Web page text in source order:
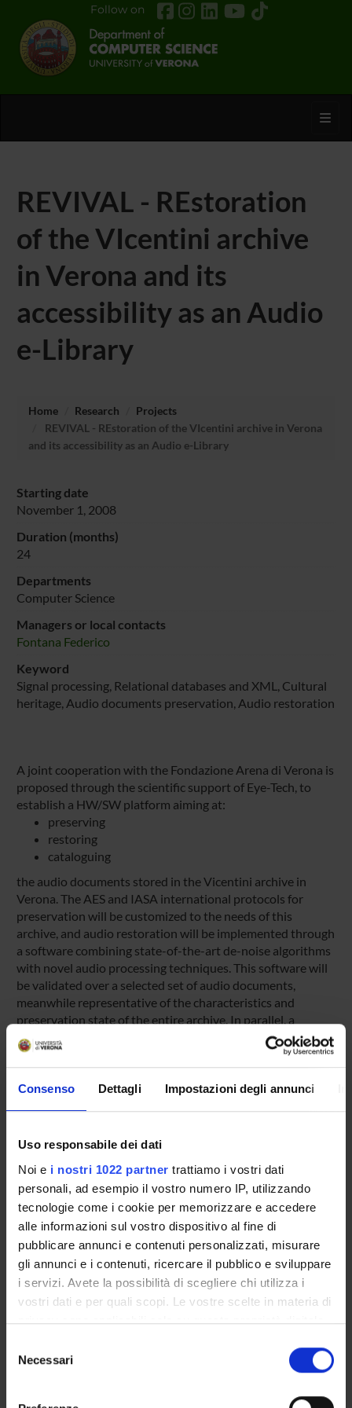
Consenso Dettagli Impostazioni degli annunci
Uso responsabile dei dati
Noi e i nostri 1022 partner trattiamo i vostri dati
personali, ad esempio il vostro numero IP, utilizzando
tecnologie come i cookie per memorizzare e accedere
alle informazioni sul vostro dispositivo al fine di
pubblicare annunci e contenuti personalizzati, misurare
gli annunci e i contenuti, ricercare il pubblico e sviluppare
i servizi. Avete la possibilità di scegliere chi utilizza i
vostri dati e per quali scopi. Le vostre scelte in materia di
privacy sono applicabili solo su questa proprietà digitale
modificare o revocare il proprio consenso in qualsiasi
momento dalla Dichiarazione sui cookie o facendo clic
delNecessari
Follow on
REVIVAL - REstoration
of the VIcentini archive
in Verona and its
accessibility as an Audio
e-Library
Home Research
Projects
REVIVAL - REstoration of the VIcentini archive in Verona
and its accessibility as an Audio e-Library
Starting date
November 1, 2008
Duration (months)
24
Departments
Computer Science
Managers or local contacts
Fontana Federico
Keyword
Signal processing, Relational databases and XML, Cultural
heritage, Audio documents preservation, Audio restoration
A joint cooperation with the Fondazione Arena di Verona is
proposed through the scientific support of Eye-Tech, to
establish a HW/SW platform aiming at:
preserving
restoring
cataloguing
the audio documents stored in the Vicentini archive in
Verona. The AES and IASA international protocols for
preservation will be customized to the needs of this
archive, and audio restoration will be implemented through
a software combining state-of-the-art de-noise algorithms
with novel audio processing techniques. This software will
be validated over a selected set of audio documents,
meanwhile representative of the characteristics and
preservation state of the entire archive. In parallel, a
uniform representation of the contextual information will
be defined together with a database design for the storing
and managing of the metadata coming along with these
documents. The project outcome will be inherited by the
SPONSORS:
Fondazione Arena di Verona
Funds:assigned and managed by the department
Syllabus:Joint Projects 2008
PROJECT PARTICIPANTS
Federico Fontana
Barbara Oliboni